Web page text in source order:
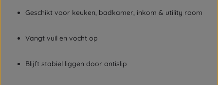
Geschikt voor keuken, badkamer, inkom & utility room
Vangt vuil en vocht op
Blijft stabiel liggen door antislip